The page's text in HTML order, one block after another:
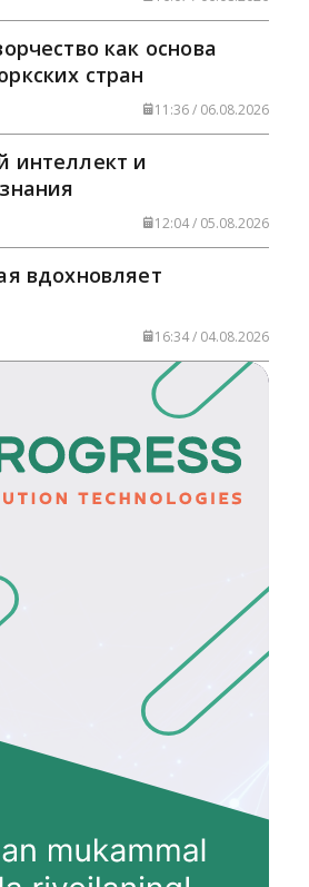
как основа
стран
11:36 / 06.08.2026
интеллект и
12:04 / 05.08.2026
вдохновляет
16:34 / 04.08.2026